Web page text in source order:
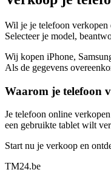
Wil je je telefoon verkopen
Selecteer je model,
Wij kopen iPhone,
Als de gegevens
Waarom je telefoon
Je telefoon online
een gebruikte tablet wilt
Start nu je verkoop en
TM24.be